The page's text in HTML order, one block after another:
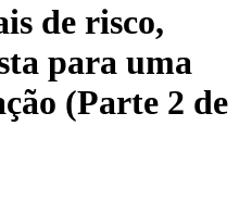
de risco,
para uma
(Parte 2 de